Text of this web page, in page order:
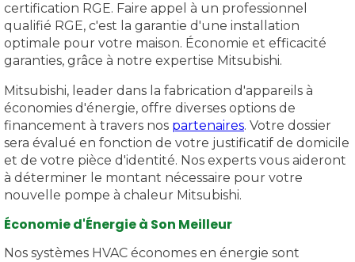
certification RGE. Faire appel à un professionnel
qualifié RGE, c'est la garantie d'une installation
optimale pour votre maison. Économie et efficacité
garanties, grâce à notre expertise Mitsubishi.
Mitsubishi, leader dans la fabrication d'appareils à
économies d'énergie, offre diverses options de
financement à travers nos partenaires. Votre dossier
sera évalué en fonction de votre justificatif de domicile
et de votre pièce d'identité. Nos experts vous aideront
à déterminer le montant nécessaire pour votre
nouvelle pompe à chaleur Mitsubishi.
Économie d'Énergie à Son Meilleur
Nos systèmes HVAC économes en énergie sont